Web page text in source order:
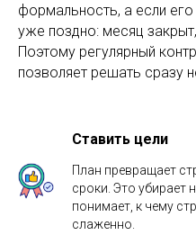
формальность, а если его
уже поздно: месяц
Поэтому регулярный
позволяет решать сразу
Ставить цели
План превращает
сроки. Это убирает
понимает, к чему
слаженно.